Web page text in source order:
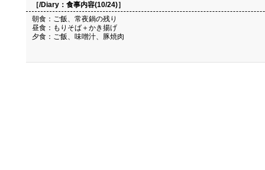
［/Diary： 食事内容(10/24)］
朝食：ご飯、常夜鍋の残り
昼食：もりそば＋かき揚げ
夕食：ご飯、味噌汁、豚焼肉